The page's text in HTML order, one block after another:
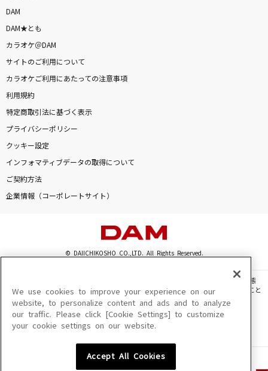
DAM
DAM★とも
カラオケ＠DAM
サイトのご利用について
カラオケご利用にあたっての注意事項
利用規約
特定商取引法に基づく表示
プライバシーポリシー
クッキー設定
インフォマティブデータの取得について
ご契約方法
企業情報（コーポレートサイト）
© DAIICHIKOSHO CO.,LTD. All Rights Reserved.
このサイトに掲載されている一切の文章・画像・写真・動画・音声等を、手段や形態
を問わず、著作権法の定める範囲を超えて無断で複製、転載、ファイル化などすること
を禁じます。
楽曲及びコンテンツは、機種によりご利用いただけない場合があります。
楽曲及びコンテンツの配信日、配信内容が変更になる場合があります。
We use cookies to improve your experience on our
website, to personalize content and ads and to analyze
our traffic. Please click [Cookie Settings] to customize
your cookie settings on our website.
Accept All Cookies